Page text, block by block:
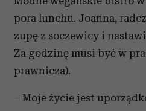
pora lunchu. Joanna,
zupę z soczewicy i
Za godzinę musi być w
prawnicza).
– Moje życie jest